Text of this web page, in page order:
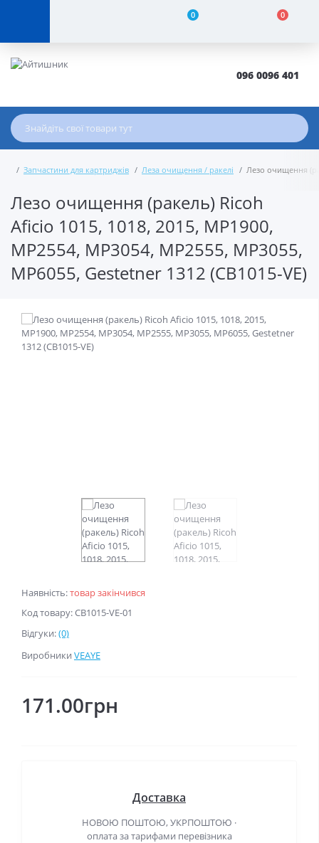
0 0
096 0096 401
Запчастини для картриджів Леза очищення / ракелі Лезо очищення
Лезо очищення (ракель) Ricoh
Aficio 1015, 1018, 2015, MP1900,
MP2554, MP3054, MP2555, MP3055,
MP6055, Gestetner 1312 (CB1015-VE)
Наявність:товар закінчився
Код товару: CB1015-VE-01
Відгуки:(0)
Виробники VEAYE
171.00грн
Доставка
НОВОЮ ПОШТОЮ, УКРПОШТОЮ ·
оплата за тарифами перевізника